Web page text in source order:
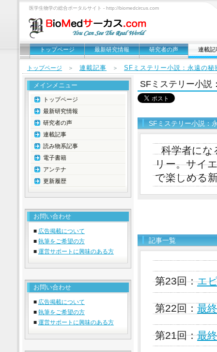
医学生物学の総合ポータルサイト - http://biomedcircus.com
トップページ 最新研究情報 研究者の声 連載記
トップページ ＞ 連載記事 ＞ SFミステリー小説：永遠の秘
SFミステリー小説
SFミステリー小説：
科学者にな
リー。サイ
で楽しめる
記事一覧
第23回：エ
第22回： 最
第21回：最
メインメニュー
トップページ
最新研究情報
研究者の声
連載記事
読み物系記事
電子書籍
アンテナ
更新履歴
お問い合わせ
■ 広告掲載について
■ 執筆をご希望の方
■ 運営サポートに興味のある方
お問い合わせ
■ 広告掲載について
■ 執筆をご希望の方
■ 運営サポートに興味のある方